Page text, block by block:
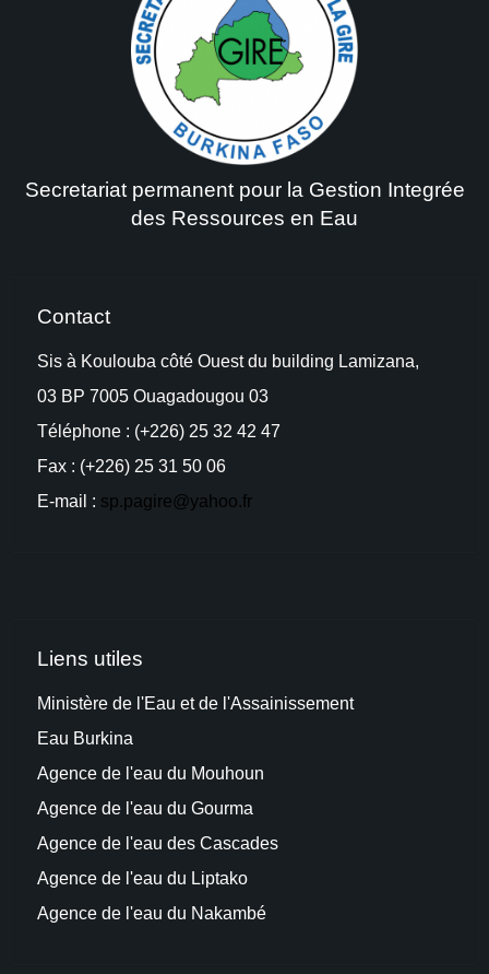
Secretariat permanent pour la Gestion Integrée
des Ressources en Eau
Contact
Sis à Koulouba côté Ouest du building Lamizana,
03 BP 7005 Ouagadougou 03
Téléphone : (+226) 25 32 42 47
Fax : (+226) 25 31 50 06
E-mail : sp.pagire@yahoo.fr
Liens utiles
Ministère de l'Eau et de l'Assainissement
Eau Burkina
Agence de l'eau du Mouhoun
Agence de l'eau du Gourma
Agence de l'eau des Cascades
Agence de l'eau du Liptako
Agence de l'eau du Nakambé